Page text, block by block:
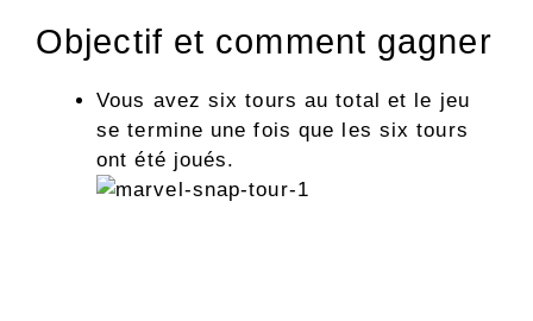
Objectif et comment gagner
Vous avez six tours au total et le jeu
se termine une fois que les six tours
ont été joués.